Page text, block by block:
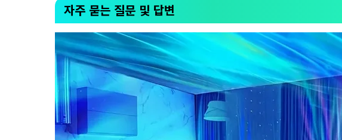
자주 묻는 질문 및 답변